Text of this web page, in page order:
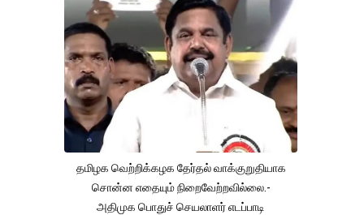
தமிழக வெற்றிக்கழக தேர்தல் வாக்குறுதியாக
சொன்ன எதையும் நிறைவேற்றவில்லை.-
அதிமுக பொதுச் செயலாளர் எடப்பாடி